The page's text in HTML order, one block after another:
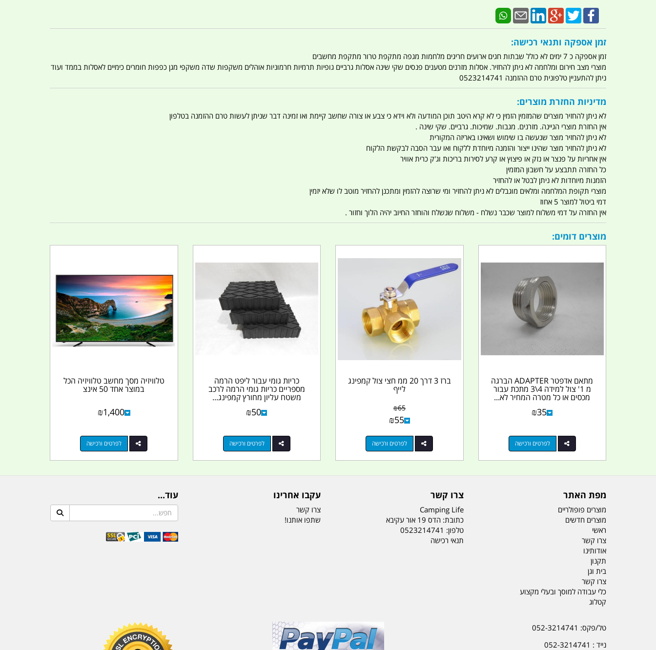
זמן אספקה ותנאי רכישה:
זמן אספקה כ 7 ימים לא כולל שבתות חגים ארועים חריגים מלחמות מגפה מתקפת טרור מתקפת מחשבים
מוצרי מצב חירום ומלחמה לא ניתן להחזיר. אסלות מזרנים מטענים פנסים שקי שינה אסלות גרביים גופיות תרמיות חרמוניות אוהלים משקפות שדה משקפי מגן כפפות חומרים כימיים לאסלות בממד ועוד
ניתן להתעניין טלפונית טרם ההזמנה 0523214741
מדיניות החזרת מוצרים:
לא ניתן להחזיר מוצרים שהמזמין הזמין כי לא קרא היטב תוכן המודעה ולא וידא כי צבע או צורה שחשב קיימת ואו זמינה דבר שניתן לעשות טרם ההזמנה בטלפון
אין החזרת מוצרי הגיינה. מזרנים. מגבות. שמיכות. גרביים. שקי שינה .
לא ניתן להחזיר מוצר שנעשה בו שימוש ושאינו באריזה המקורית
לא ניתן להחזיר מוצר שהינו ייצור והזמנה מיוחדת ללקוח ואו עבר הסבה לבקשת הלקוח
אין אחריות על פנצר או נזק או פיצוץ או קרע לסירות בריכות וג'ק כרית אוויר
כל החזרה תתבצע על חשבון המזמין
הזמנות מיוחדות לא ניתן לבטל או להחזיר
מוצרי תקופת המלחמה ומלאים מוגבלים לא ניתן להחזיר ומי שרוצה להזמין ומתכנן להחזיר מוטב לו שלא יזמין
דמי ביטול למוצר 5 אחוז
אין החזרה על דמי משלוח למוצר שכבר נשלח - משלוח שנשלח והוחזר החיוב יהיה הלוך וחזור .
מוצרים דומים:
מתאם אדפטר ADAPTER הברגה
מ 1' צול למידה 4\3 מתכת עבור
מכסים או כל מטרה המחיר לא...
₪35
לפרטים ורכישה
ברז 3 דרך 20 ממ חצי צול קמפינג
לייף
₪65
₪55
לפרטים ורכישה
כריות גומי עבור ליפט הרמה
מספריים כריות גומי הרמה לרכב
משטח עליון מחורץ קמפינג...
₪50
לפרטים ורכישה
טלוויזיה מסך מחשב טלוויזיה הכל
במוצר אחד 50 אינצ
₪1,400
לפרטים ורכישה
מפת האתר
מוצרים פופולריים
מוצרים חדשים
ראשי
צרו קשר
אודותינו
תקנון
בית וגן
צרו קשר
כלי עבודה למוסך ובעלי מקצוע
קטלוג
צרו קשר
Camping Life
כתובת: הדס 19 אור עקיבא
טלפון: 0523214741
תנאי רכישה
עקבו אחרינו
צרו קשר
שתפו אותנו!
עוד...
טל/פקס: 052-3214741
נייד : 052-3214741